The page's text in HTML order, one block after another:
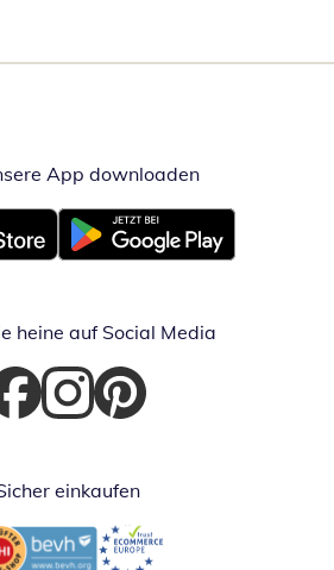
App downloadenÖffnet in
Fenster
Öffnet in neuem Fenster
heine auf Social Media
in neuem Fenster
Öffnet in neuem Fenster
Öffnet in neuem Fenster
einkaufen